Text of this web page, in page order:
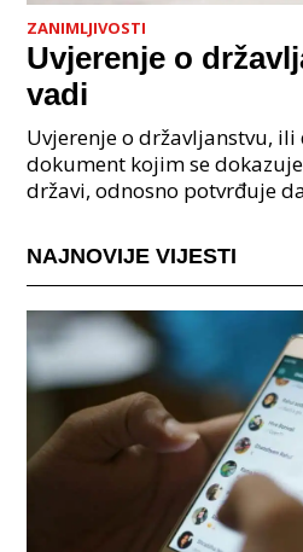
ZANIMLJIVOSTI
Uvjerenje o
vadi
Uvjerenje o državljanstvu,
dokument kojim se
državi, odnosno potvrđuje
NAJNOVIJE VIJESTI